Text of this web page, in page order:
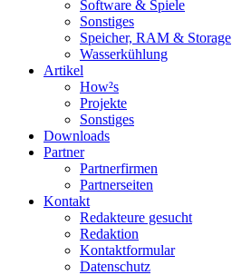
Software & Spiele
Sonstiges
Speicher, RAM & Storage
Wasserkühlung
Artikel
How²s
Projekte
Sonstiges
Downloads
Partner
Partnerfirmen
Partnerseiten
Kontakt
Redakteure gesucht
Redaktion
Kontaktformular
Datenschutz